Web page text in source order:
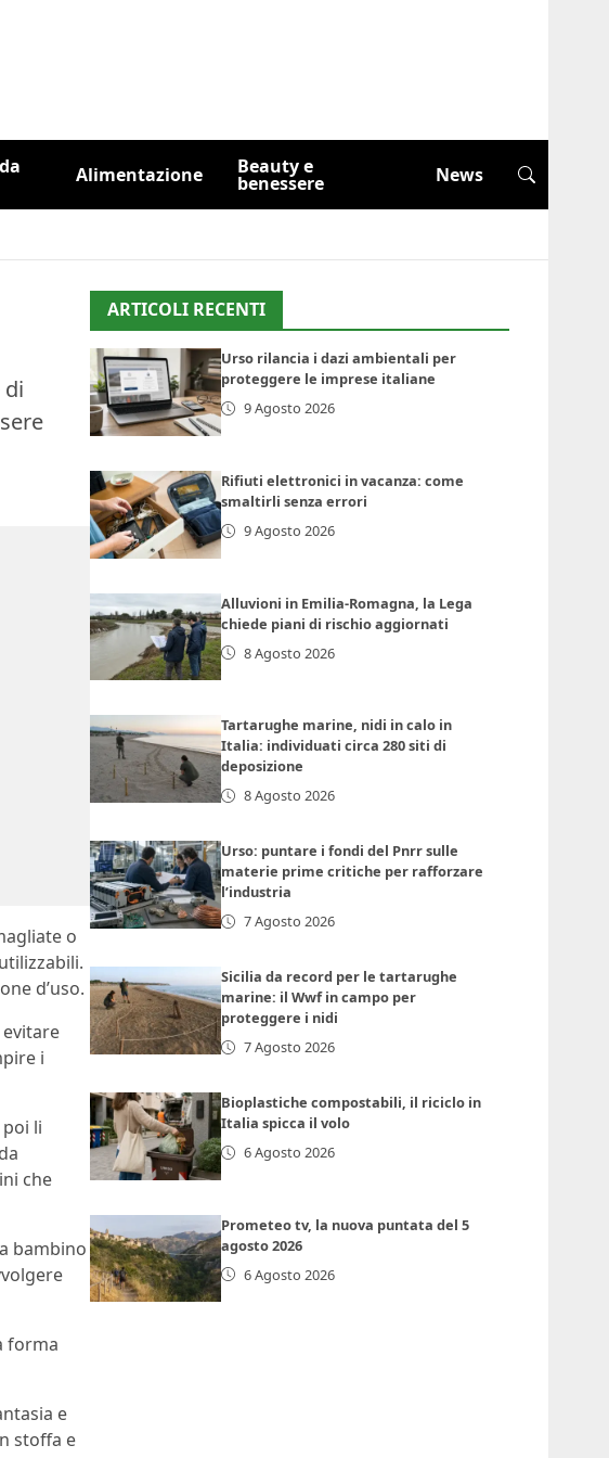
Alimentazione Beauty e
benessere News
o
d’uso.
i
li
che
bambino
forma
e
stoffa e
ARTICOLI RECENTI
Urso rilancia i dazi ambientali per
proteggere le imprese italiane
9 Agosto 2026
Rifiuti elettronici in vacanza: come
smaltirli senza errori
9 Agosto 2026
Alluvioni in Emilia-Romagna, la Lega
chiede piani di rischio aggiornati
8 Agosto 2026
Tartarughe marine, nidi in calo in
Italia: individuati circa 280 siti di
deposizione
8 Agosto 2026
Urso: puntare i fondi del Pnrr sulle
materie prime critiche per rafforzare
l’industria
7 Agosto 2026
Sicilia da record per le tartarughe
marine: il Wwf in campo per
proteggere i nidi
7 Agosto 2026
Bioplastiche compostabili, il riciclo in
Italia spicca il volo
6 Agosto 2026
Prometeo tv, la nuova puntata del 5
agosto 2026
6 Agosto 2026